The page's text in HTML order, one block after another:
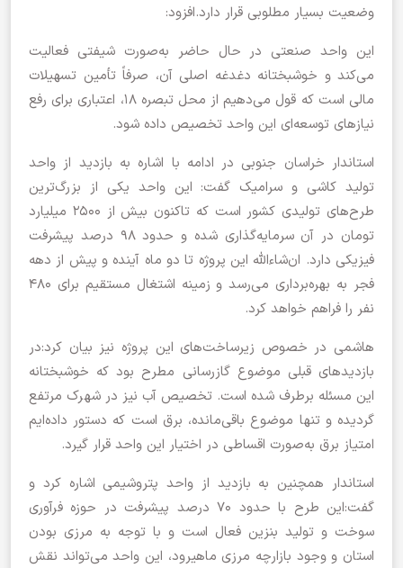
وضعیت بسیار مطلوبی قرار دارد.افزود:
این واحد صنعتی در حال حاضر به‌صورت شیفتی فعالیت
می‌کند و خوشبختانه دغدغه اصلی آن‌، صرفاً تأمین تسهیلات
مالی است که قول می‌دهیم از محل تبصره ۱۸، اعتباری برای رفع
نیازهای توسعه‌ای این واحد تخصیص داده شود.
استاندار خراسان جنوبی در ادامه با اشاره به بازدید از واحد
تولید کاشی و سرامیک گفت: این واحد یکی از بزرگ‌ترین
طرح‌های تولیدی کشور است که تاکنون بیش از ۲۵۰۰ میلیارد
تومان در آن سرمایه‌گذاری شده و حدود ۹۸ درصد پیشرفت
فیزیکی دارد. ان‌شاءالله این پروژه تا دو ماه آینده و پیش از دهه
فجر به بهره‌برداری می‌رسد و زمینه اشتغال مستقیم برای ۴۸۰
نفر را فراهم خواهد کرد.
هاشمی در خصوص زیرساخت‌های این پروژه نیز بیان کرد:در
بازدیدهای قبلی موضوع گازرسانی مطرح بود که خوشبختانه
این مسئله برطرف شده است. تخصیص آب نیز در شهرک مرتفع
گردیده و تنها موضوع باقی‌مانده، برق است که دستور داده‌ایم
امتیاز برق به‌صورت اقساطی در اختیار این واحد قرار گیرد.
استاندار همچنین به بازدید از واحد پتروشیمی اشاره کرد و
گفت:این طرح با حدود ۷۰ درصد پیشرفت در حوزه فرآوری
سوخت و تولید بنزین فعال است و با توجه به مرزی بودن
استان و وجود بازارچه مرزی ماهیرود، این واحد می‌تواند نقش